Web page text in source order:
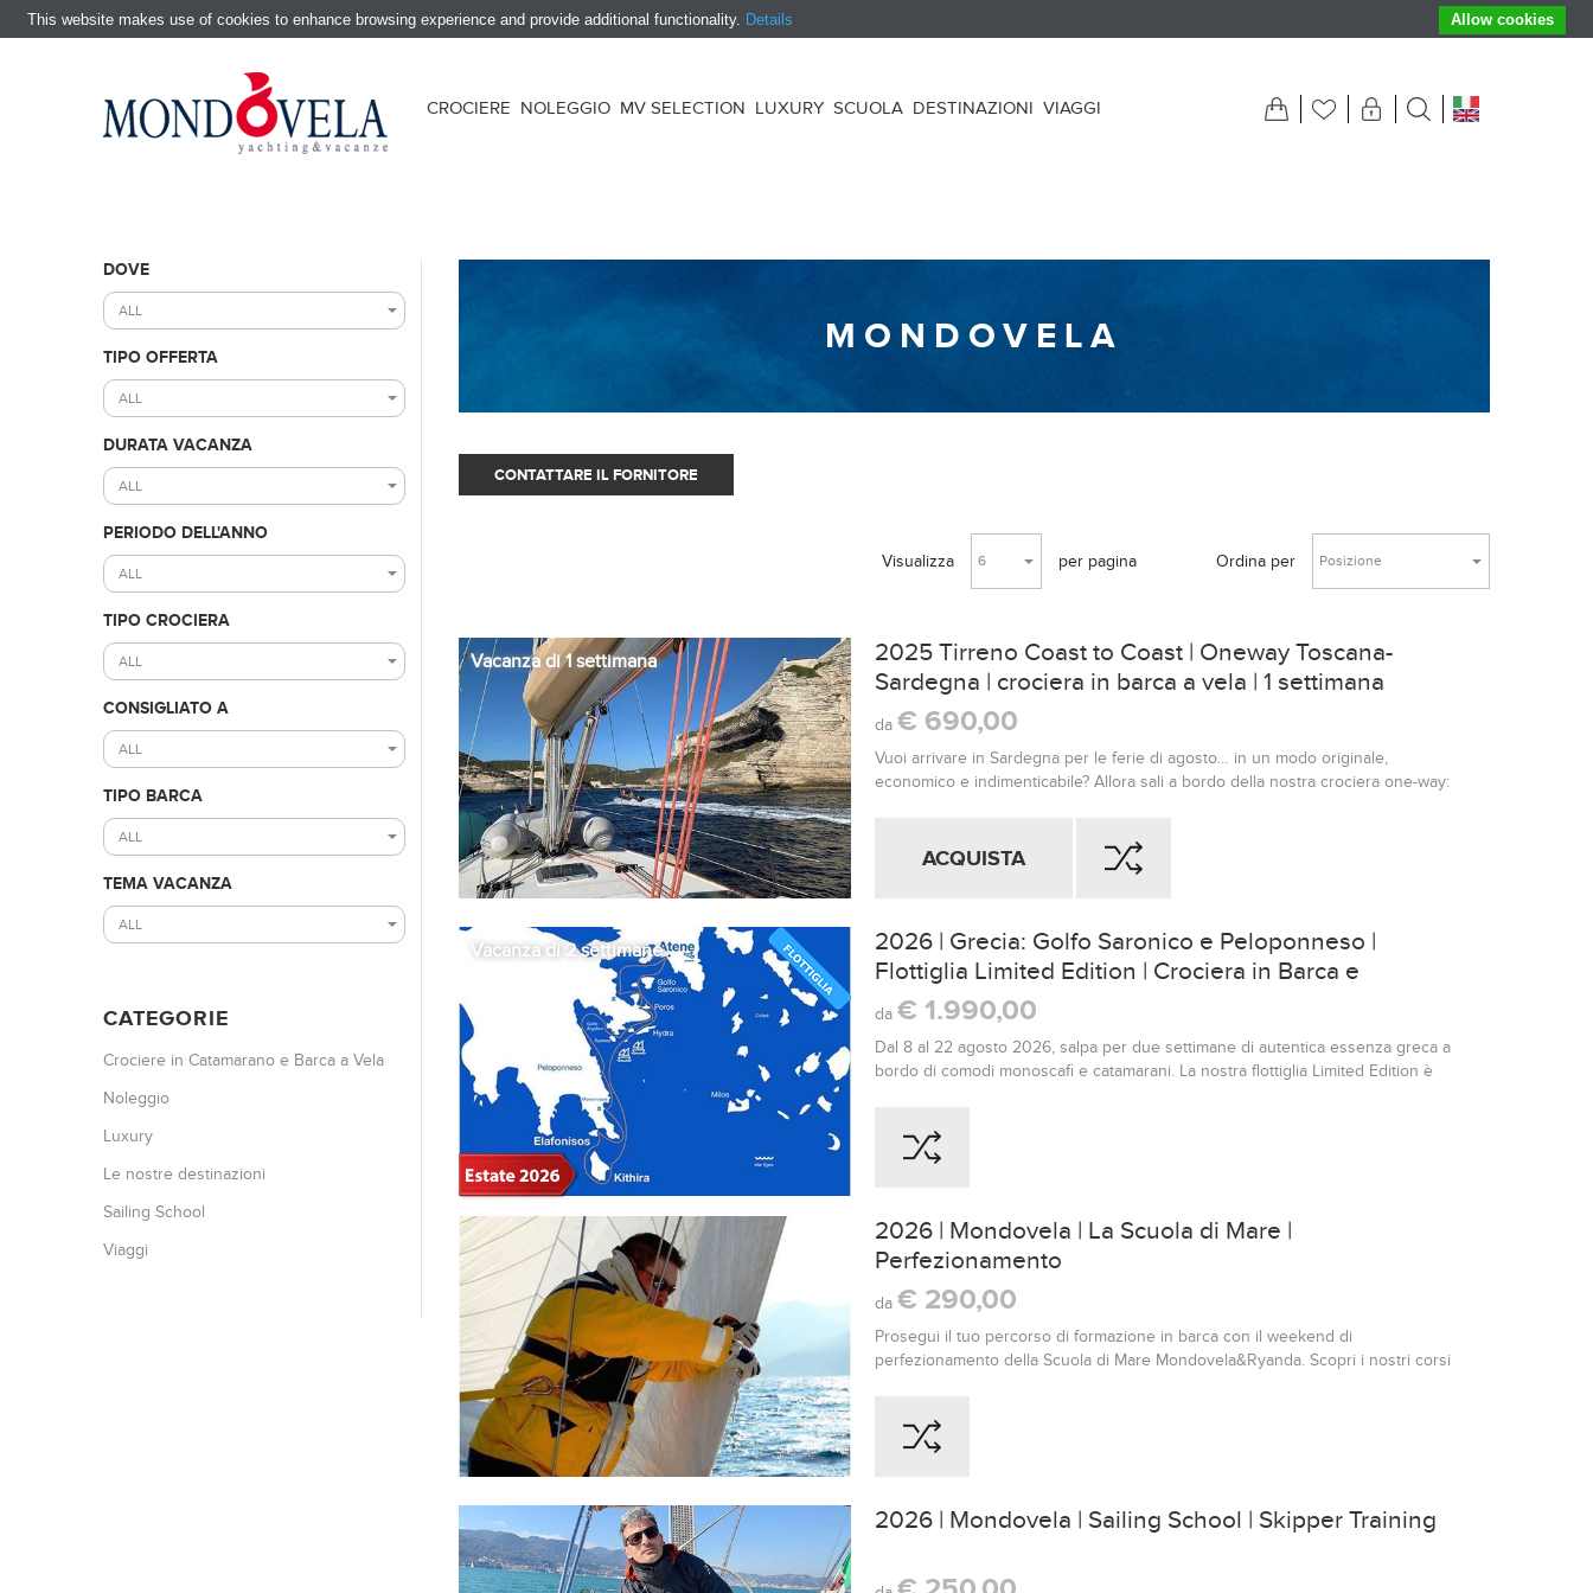
CROCIERE NOLEGGIO MV SELECTION LUXURY SCUOLA DESTINAZIONI VIAGGI
MONDOVELA
Ordina per Posizione
Visualizza 6 per pagina
Vacanza di 1 settimana
2025 Tirreno Coast to Coast | Oneway Toscana-
Sardegna | crociera in barca a vela | 1 settimana
da € 690,00
Vuoi arrivare in Sardegna per le ferie di agosto… in un modo originale,
economico e indimenticabile? Allora sali a bordo della nostra crociera one-way:
è un viaggio autentico, fatto di tramonti in rada, notti stellate, navigazione a vela,
Vacanza di 2 settimane
2026 | Grecia: Golfo Saronico e Peloponneso |
Flottiglia Limited Edition | Crociera in Barca e
Catamarano | 14 giorni agosto
da € 1.990,00
Dal 8 al 22 agosto 2026, salpa per due settimane di autentica essenza greca a
bordo di comodi monoscafi e catamarani. La nostra flottiglia Limited Edition è
baie segrete del Peloponneso: sarà un viaggio tra tramonti da sogno, taverne
sul mare, aperitivi in rada e cieli pieni di stelle. Greek vibes, con stile.
2026 | Mondovela | La Scuola di Mare |
Perfezionamento
da € 290,00
Prosegui il tuo percorso di formazione in barca con il weekend di
perfezionamento della Scuola di Mare Mondovela&Ryanda. Scopri i nostri corsi
2026 | Mondovela | Sailing School | Skipper Training
DOVE
ALL
TIPO OFFERTA
ALL
DURATA VACANZA
ALL
PERIODO DELL'ANNO
ALL
TIPO CROCIERA
ALL
CONSIGLIATO A
ALL
TIPO BARCA
ALL
TEMA VACANZA
ALL
CATEGORIE
Crociere in Catamarano e Barca a Vela
Noleggio
Luxury
Le nostre destinazioni
Sailing School
Viaggi
This website makes use of cookies to enhance browsing experience and provide additional functionality. Details Allow cookies